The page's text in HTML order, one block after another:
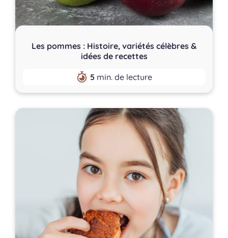
Les pommes : Histoire, variétés célèbres &
idées de recettes
5min. de lecture